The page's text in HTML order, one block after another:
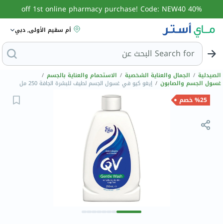
40% off 1st online pharmacy purchase! Code: NEW40
أم سقيم الأولى, دبي
Search for البحث عن مزيل عرق
الصيدلية / الجمال والعناية الشخصية / الاستحمام والعناية بالجسم /
غسول الجسم والصابون / إيغو كيو في غسول الجسم لطيف للبشرة الجافة 250 مل
%25 خصم